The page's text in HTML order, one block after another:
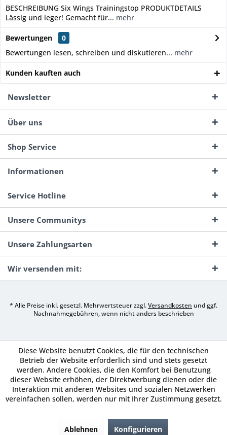
BESCHREIBUNG Six Wings Trainingstop PRODUKTDETAILS
Lässig und leger! Gemacht für... mehr
Bewertungen
0
Bewertungen lesen, schreiben und diskutieren... mehr
Kunden kauften auch
Newsletter
Über uns
Shop Service
Informationen
Service Hotline
Unsere Communitys
Unsere Zahlungsarten
Wir versenden mit:
* Alle Preise inkl. gesetzl. Mehrwertsteuer zzgl.Versandkosten und ggf.
Nachnahmegebühren, wenn nicht anders beschrieben
Diese Website benutzt Cookies, die für den technischen
Betrieb der Website erforderlich sind und stets gesetzt
werden. Andere Cookies, die den Komfort bei Benutzung
dieser Website erhöhen, der Direktwerbung dienen oder die
Interaktion mit anderen Websites und sozialen Netzwerken
vereinfachen sollen, werden nur mit Ihrer Zustimmung gesetzt.
Ablehnen Konfigurieren